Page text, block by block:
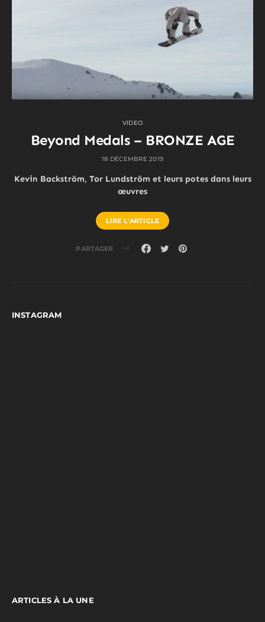
VIDEO
Beyond Medals – BRONZE AGE
18 DÉCEMBRE 2019
Kevin Backström, Tor Lundström et leurs potes dans leurs
œuvres
LIRE L'ARTICLE
PARTAGER
INSTAGRAM
ARTICLES À LA UNE